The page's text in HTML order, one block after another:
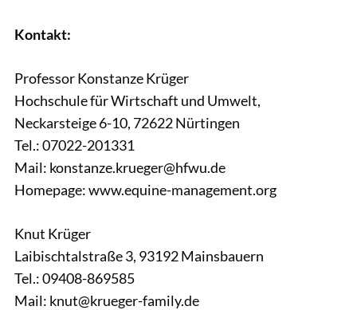
Kontakt:
Professor Konstanze Krüger
Hochschule für Wirtschaft und Umwelt,
Neckarsteige 6-10, 72622 Nürtingen
Tel.: 07022-201331
Mail: konstanze.krueger@hfwu.de
Homepage: www.equine-management.org
Knut Krüger
Laibischtalstraße 3, 93192 Mainsbauern
Tel.: 09408-869585
Mail: knut@krueger-family.de